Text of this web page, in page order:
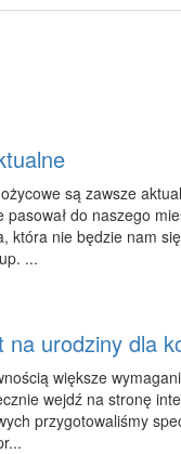
są zawsze
do naszego
która nie będzie nam
...
na urodziny dla
większe
wejdź na stronę
przygotowaliśmy